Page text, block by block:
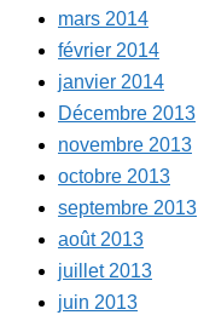
mars 2014
février 2014
janvier 2014
Décembre 2013
novembre 2013
octobre 2013
septembre 2013
août 2013
juillet 2013
juin 2013